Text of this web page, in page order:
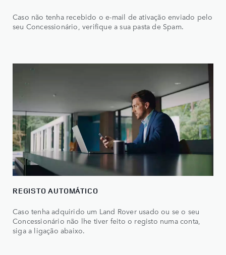
Caso não tenha recebido o e-mail de ativação enviado pelo
seu Concessionário, verifique a sua pasta de Spam.
REGISTO AUTOMÁTICO
Caso tenha adquirido um Land Rover usado ou se o seu
Concessionário não lhe tiver feito o registo numa conta,
siga a ligação abaixo.